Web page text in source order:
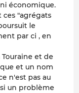
économique.
ces "agrégats
le
par ci , en
et de
et un nom
n'est pas au
un problème